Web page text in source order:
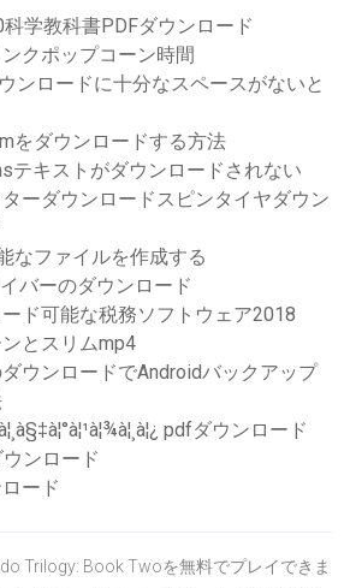
学教科書PDFダウンロード
クポップコーン時間
ンロードに十分なスペースがないと
をダウンロードする方法
テキストがダウンロードされない
ーダウンロードスピンタイヤダウン
なファイルを作成する
バーのダウンロード
ド可能な税務ソフトウェア2018
とスリムmp4
ウンロードでAndroidバックアップ
pdfダウンロード
ンロード
ード
Trilogy: Book Twoを無料でプレイできま